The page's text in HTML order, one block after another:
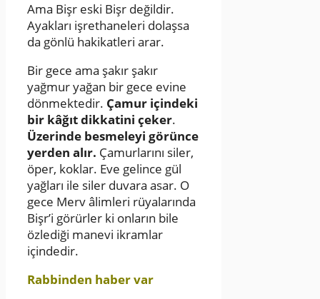
Ama Bişr eski Bişr değildir.
Ayakları işrethaneleri dolaşsa
da gönlü hakikatleri arar.
Bir gece ama şakır şakır
yağmur yağan bir gece evine
dönmektedir. Çamur içindeki
bir kâğıt dikkatini çeker.
Üzerinde besmeleyi görünce
yerden alır. Çamurlarını siler,
öper, koklar. Eve gelince gül
yağları ile siler duvara asar. O
gece Merv âlimleri rüyalarında
Bişr’i görürler ki onların bile
özlediği manevi ikramlar
içindedir.
Rabbinden haber var